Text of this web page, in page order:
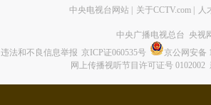
中央电视台网站 关于CCTV.com 人
中央广播电视总台 央视
违法和不良信息举报 京ICP证060535号
京公网安备
网上传播视听节目许可证号 0102002